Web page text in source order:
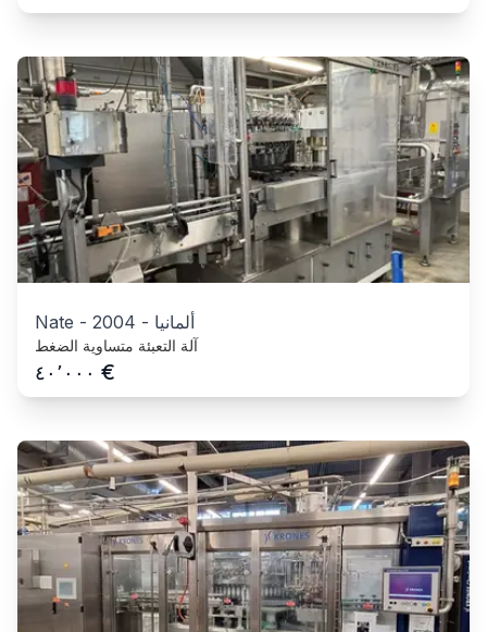
Nate - 2004 - ألمانيا
آلة التعبئة متساوية الضغط
٤٠٬٠٠٠ €